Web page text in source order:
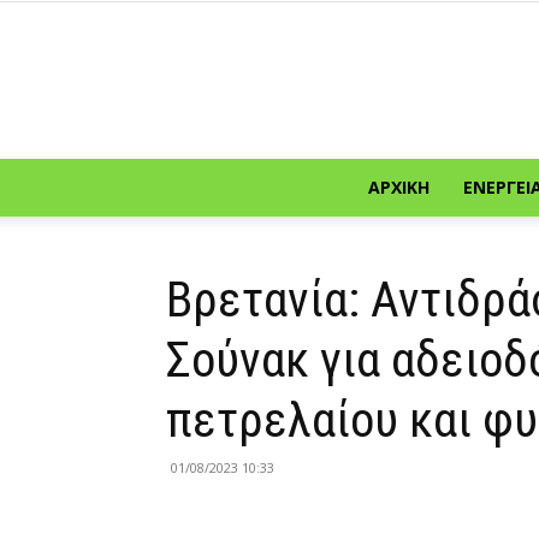
ΑΡΧΙΚΉ
Βρετανία:
Σούνακ για
πετρελαίου και
01/08/2023 10:33